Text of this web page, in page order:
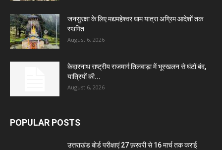
जनसुरक्षा के लिए मद्यमहेश्वर धाम यात्रा अग्रिम आदेशों तक
स्थगित
August 6, 2026
केदारनाथ राष्ट्रीय राजमार्ग तिलवाड़ा में भूस्खलन से घंटों बंद,
यात्रियों की...
August 6, 2026
POPULAR POSTS
उत्तराखंड बोर्ड परीक्षाएं 27 फ़रवरी से 16 मार्च तक कराई